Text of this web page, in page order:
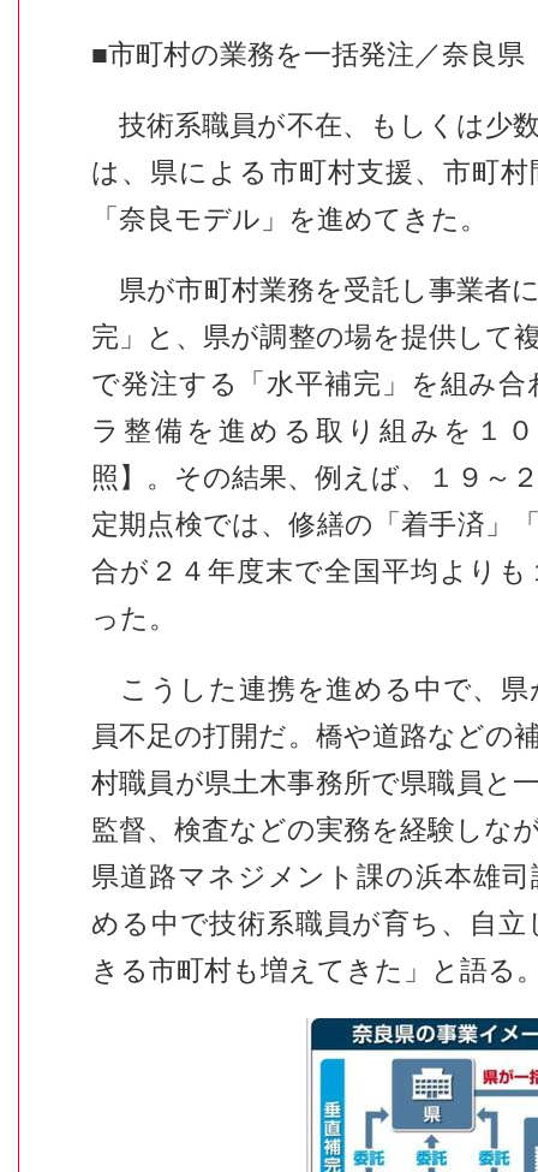
■市町村の業務を一括発注／奈良県
技術系職員が不在、もしくは少
は、県による市町村支援、市町
「奈良モデル」を進めてきた。
県が市町村業務を受託し事業者
完」と、県が調整の場を提供して
で発注する「水平補完」を組み
ラ整備を進める取り組みを１
照】。その結果、例えば、１９～
定期点検では、修繕の「着手済」
合が２４年度末で全国平均より
った。
こうした連携を進める中で、県
員不足の打開だ。橋や道路などの
村職員が県土木事務所で県職員と
監督、検査などの実務を経験しな
県道路マネジメント課の浜本雄
める中で技術系職員が育ち、自
きる市町村も増えてきた」と語る